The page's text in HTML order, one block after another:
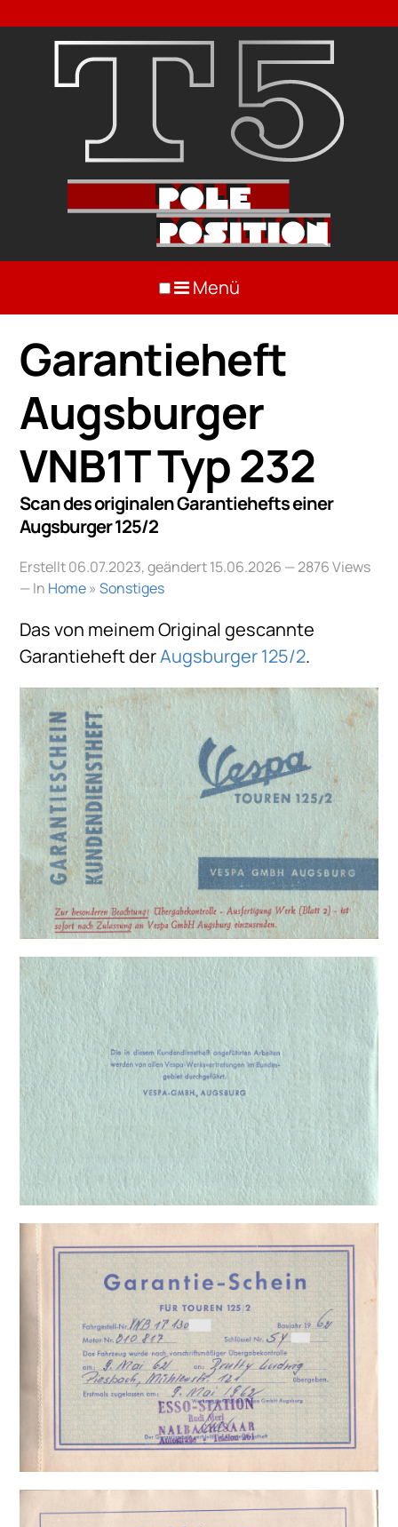
Menü
Garantieheft
Augsburger
VNB1T Typ 232
Scan des originalen Garantiehefts einer
Augsburger 125/2
Erstellt 06.07.2023, geändert 15.06.2026 — 2876 Views
— In Home»Sonstiges
Das von meinem Original gescannte
Garantieheft derAugsburger 125/2.